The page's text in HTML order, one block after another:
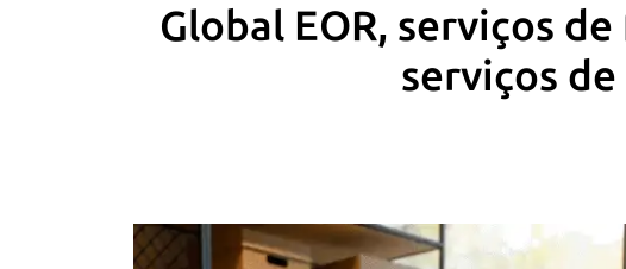
Global EOR, serviços
serviços